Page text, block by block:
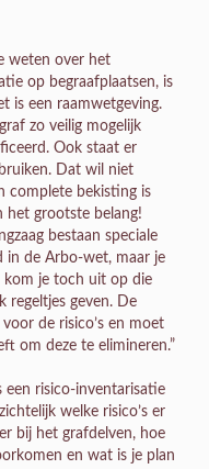
weten over het
op begraafplaatsen, is
is een raamwetgeving.
zo veilig mogelijk
Ook staat er
Dat wil niet
complete bekisting is
het grootste belang!
bestaan speciale
in de Arbo-wet, maar je
kom je toch uit op die
regeltjes geven. De
de risico’s en moet
om deze te elimineren.”
een risico-inventarisatie
welke risico’s er
bij het grafdelven, hoe
en wat is je plan